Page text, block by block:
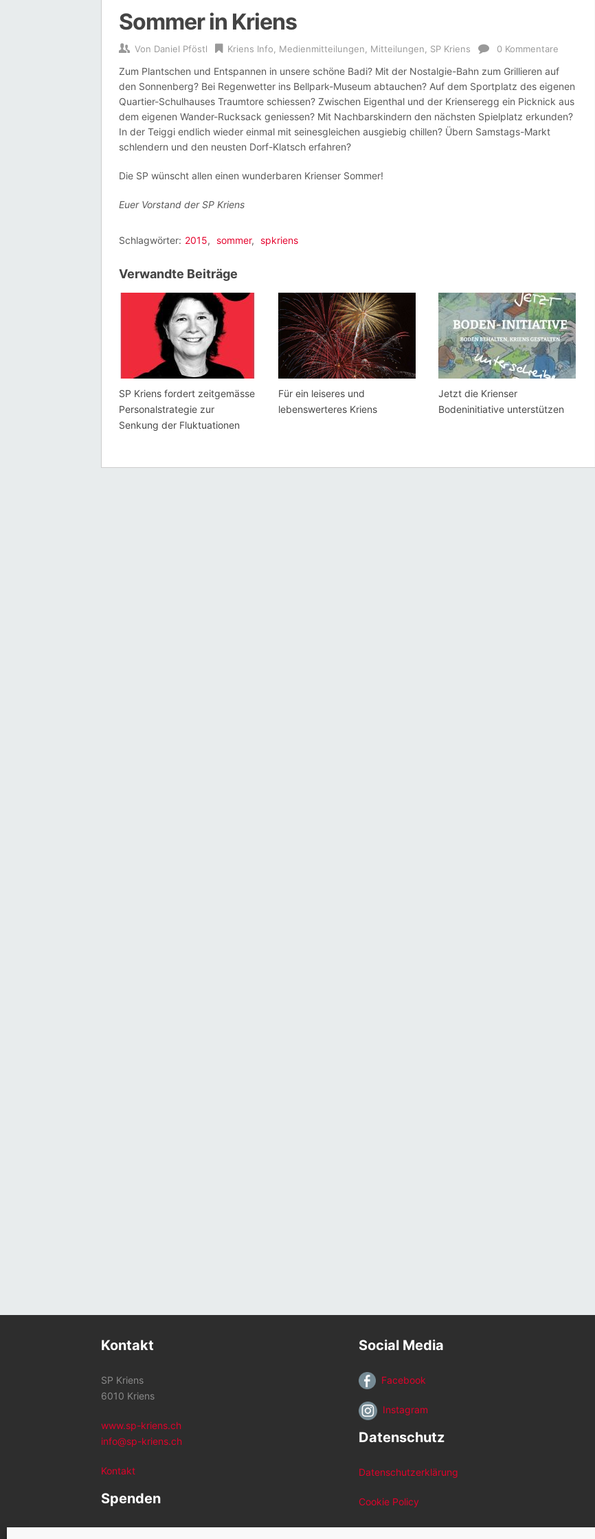
Sommer in Kriens
Von Daniel Pföstl Kriens Info Medienmitteilungen Mitteilungen SP Kriens 0 Kommentare
Zum Plantschen und Entspannen in unsere schöne Badi? Mit der Nostalgie-Bahn zum Grillieren auf
den Sonnenberg? Bei Regenwetter ins Bellpark-Museum abtauchen? Auf dem Sportplatz des eigenen
Quartier-Schulhauses Traumtore schiessen? Zwischen Eigenthal und der Krienseregg ein Picknick aus
dem eigenen Wander-Rucksack geniessen? Mit Nachbarskindern den nächsten Spielplatz erkunden?
In der Teiggi endlich wieder einmal mit seinesgleichen ausgiebig chillen? Übern Samstags-Markt
schlendern und den neusten Dorf-Klatsch erfahren?
Die SP wünscht allen einen wunderbaren Krienser Sommer!
Euer Vorstand der SP Kriens
Schlagwörter: 2015, sommer, spkriens
Verwandte Beiträge
SP Kriens fordert zeitgemässe
Personalstrategie zur
Senkung der Fluktuationen
Für ein leiseres und
lebenswerteres Kriens
Jetzt die Krienser
Bodeninitiative unterstützen
Kontakt
SP Kriens
6010 Kriens
www.sp-kriens.ch
info@sp-kriens.ch
Kontakt
Spenden
Social Media
Facebook
Instagram
Datenschutz
Datenschutzerklärung
Cookie Policy